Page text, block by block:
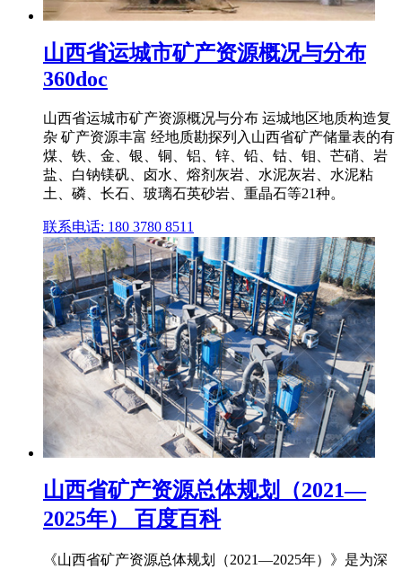
山西省运城市矿产资源概况与分布
360doc
山西省运城市矿产资源概况与分布 运城地区地质构造复
杂 矿产资源丰富 经地质勘探列入山西省矿产储量表的有
煤、铁、金、银、铜、铝、锌、铅、钴、钼、芒硝、岩
盐、白钠镁矾、卤水、熔剂灰岩、水泥灰岩、水泥粘
土、磷、长石、玻璃石英砂岩、重晶石等21种。
联系电话: 180 3780 8511
山西省矿产资源总体规划（2021—
2025年） 百度百科
《山西省矿产资源总体规划（2021—2025年）》是为深